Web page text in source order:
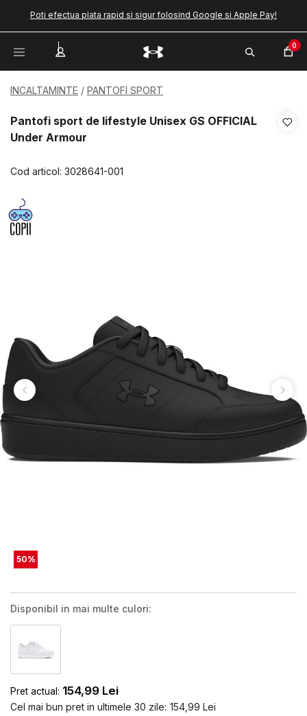
Poti efectua plata rapid si sigur folosind Google si Apple Pay!
0
INCALTAMINTE PANTOFI SPORT
Pantofi sport de lifestyle Unisex GS OFFICIAL
Under Armour
Cod articol: 3028641-001
50%
Disponibil in mai multe culori:
Pret actual: 154,99 Lei
Cel mai bun pret in ultimele 30 zile: 154,99 Lei